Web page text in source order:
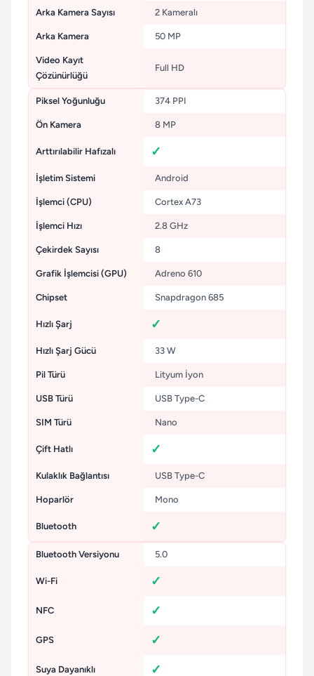
Arka Kamera Sayısı 2 Kameralı
Arka Kamera 50 MP
Video Kayıt
Çözünürlüğü
Full HD
Piksel Yoğunluğu 374 PPI
Ön Kamera 8 MP
Arttırılabilir Hafızalı
İşletim Sistemi Android
İşlemci (CPU) Cortex A73
İşlemci Hızı 2.8 GHz
Çekirdek Sayısı 8
Grafik İşlemcisi (GPU) Adreno 610
Chipset Snapdragon 685
Hızlı Şarj
Hızlı Şarj Gücü 33 W
Pil Türü Lityum İyon
USB Türü USB Type-C
SIM Türü Nano
Çift Hatlı
Kulaklık Bağlantısı USB Type-C
Hoparlör Mono
Bluetooth
Bluetooth Versiyonu 5.0
Wi-Fi
NFC
GPS
Suya Dayanıklı